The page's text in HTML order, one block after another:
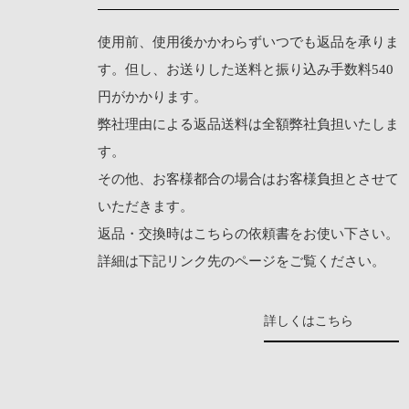
使用前、使用後かかわらずいつでも返品を承りま
す。但し、お送りした送料と振り込み手数料540
円がかかります。
弊社理由による返品送料は全額弊社負担いたしま
す。
その他、お客様都合の場合はお客様負担とさせて
いただきます。
返品・交換時はこちらの依頼書をお使い下さい。
詳細は下記リンク先のページをご覧ください。
詳しくはこちら